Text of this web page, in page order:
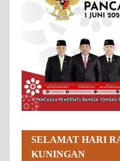
SELAMAT HARI
KUNINGAN